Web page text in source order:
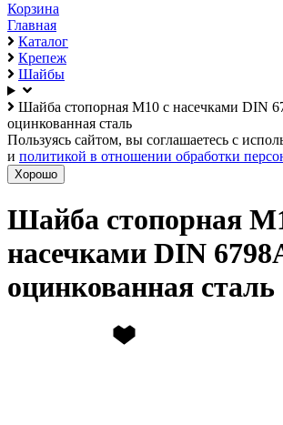
Корзина
Главная
Каталог
Крепеж
Шайбы
Шайба стопорная М10 с насечками DIN
оцинкованная сталь
Пользуясь сайтом, вы соглашаетесь с
и политикой в отношении обработки
Хорошо
Шайба стопорная
насечками DIN
оцинкованная сталь